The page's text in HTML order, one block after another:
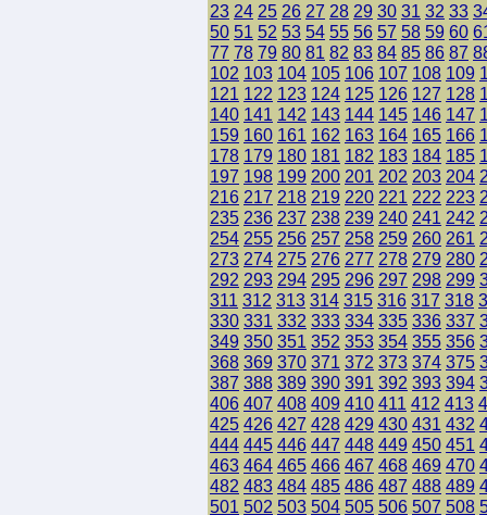
23 24 25 26 27 28 29 30 31 32 33
50 51 52 53 54 55 56 57 58 59 60
77 78 79 80 81 82 83 84 85 86 87
102 103 104 105 106 107 108 109
121 122 123 124 125 126 127 128
140 141 142 143 144 145 146 147
159 160 161 162 163 164 165 166
178 179 180 181 182 183 184 185
197 198 199 200 201 202 203 204
216 217 218 219 220 221 222 223
235 236 237 238 239 240 241 242
254 255 256 257 258 259 260 261
273 274 275 276 277 278 279 280
292 293 294 295 296 297 298 299
311 312 313 314 315 316 317 318
330 331 332 333 334 335 336 337
349 350 351 352 353 354 355 356
368 369 370 371 372 373 374 375
387 388 389 390 391 392 393 394
406 407 408 409 410 411 412 413
425 426 427 428 429 430 431 432
444 445 446 447 448 449 450 451
463 464 465 466 467 468 469 470
482 483 484 485 486 487 488 489
501 502 503 504 505 506 507 508